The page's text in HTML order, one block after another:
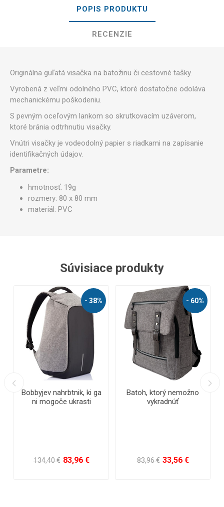
POPIS PRODUKTU
RECENZIE
Originálna guľatá visačka na batožinu či cestovné tašky.
Vyrobená z veľmi odolného PVC, ktoré dostatočne odoláva
mechanickému poškodeniu.
S pevným oceľovým lankom so skrutkovacím uzáverom,
ktoré bránia odtrhnutiu visačky.
Vnútri visačky je vodeodolný papier s riadkami na zapísanie
identifikačných údajov.
Parametre:
hmotnosť: 19g
rozmery: 80 x 80 mm
materiál: PVC
Súvisiace produkty
- 38%
Bobbyjev nahrbtnik, ki ga
ni mogoče ukrasti
134,40 € 83,96 €
- 60%
Batoh, ktorý nemožno
vykradnúť
83,96 € 33,56 €